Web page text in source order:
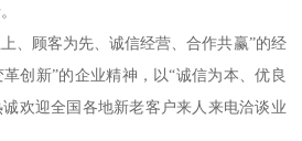
、顾客为先、诚信经营、合作共赢”的经
创新”的企业精神，以“诚信为本、优良
欢迎全国各地新老客户来人来电洽谈业